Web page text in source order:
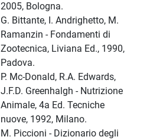
2005, Bologna.
G. Bittante, I. Andrighetto, M.
Ramanzin - Fondamenti di
Zootecnica, Liviana Ed., 1990,
Padova.
P. Mc-Donald, R.A. Edwards,
J.F.D. Greenhalgh - Nutrizione
Animale, 4a Ed. Tecniche
nuove, 1992, Milano.
M. Piccioni - Dizionario degli